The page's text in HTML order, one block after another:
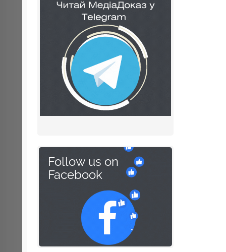
Follow us on
Facebook